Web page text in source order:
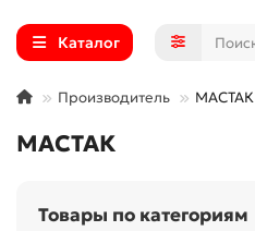
Каталог
Производитель МАСТАК
МАСТАК
Товары по категориям